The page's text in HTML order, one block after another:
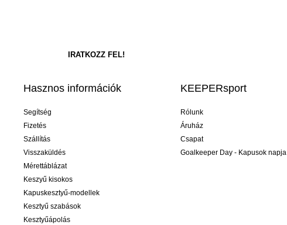
Hasznos információk
Segítség
Fizetés
Szállítás
Visszaküldés
Mérettáblázat
Keszyű kisokos
Kapuskesztyű-modellek
Kesztyű szabások
Kesztyűápolás
KEEPERsport
Rólunk
Áruház
Csapat
Goalkeeper Day - Kapusok napja